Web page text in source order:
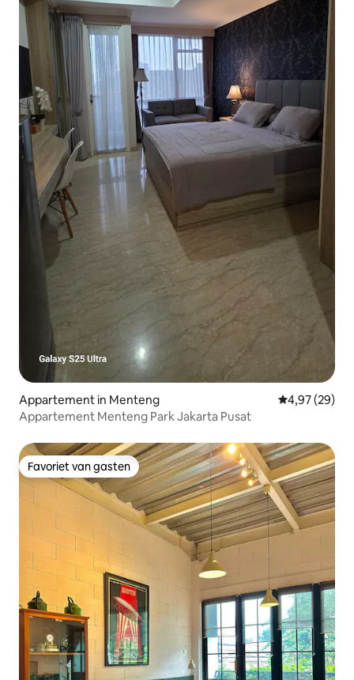
Appartement in Menteng Gemiddelde
4,97 (29)
Appartement Menteng Park Jakarta Pusat
Favoriet van gasten
Favoriet van gasten